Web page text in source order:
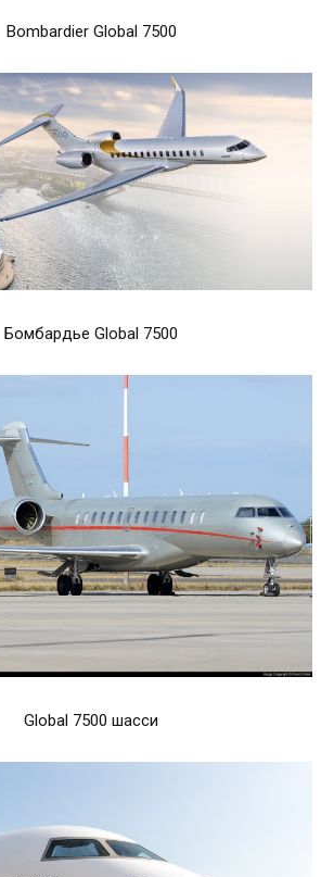
Bombardier Global 7500
Бомбардье Global 7500
Global 7500 шасси